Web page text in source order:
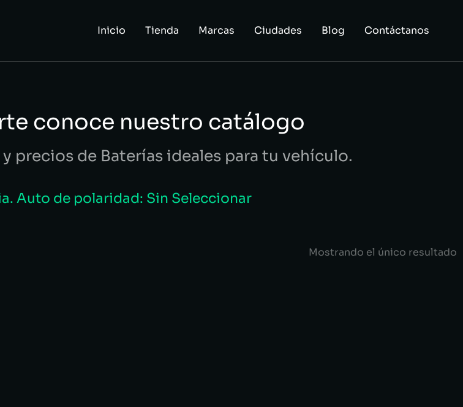
Inicio Tienda Marcas Ciudades Blog Contáctanos
conoce nuestro catálogo
precios de Baterías ideales para tu vehículo.
Auto de polaridad: Sin Seleccionar
Mostrando el único resultado